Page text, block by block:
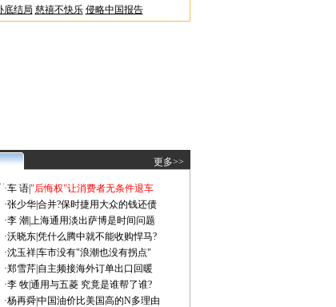
底结局 慈禧不快乐 侵略中国报告
更多>>
·车 语|"后悔权"让消费者无条件退车
·张少华|合并?保时捷用大众的钱还债
·李 潮 上海通用淡出萨博是时间问题
·沃晓东|凭什么腾中就不能收购悍马?
·沈玉祥|车市没有"浪潮也没有拐点"
·郑雪芹| 自主频接海外订单出口回暖
·李 牧|通用与五菱 究竟是谁帮了谁?
·杨再舜|中国油价比美国高的N多理由